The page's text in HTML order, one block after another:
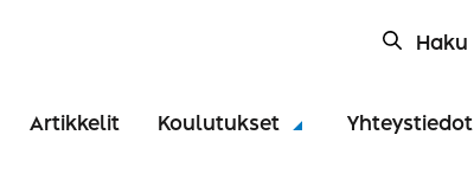
Haku
Artikkelit Koulutukset Yhteystiedot